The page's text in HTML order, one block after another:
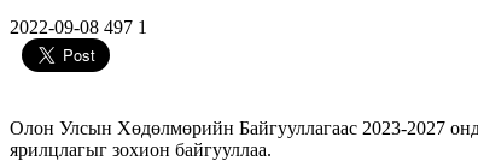
2022-09-08 497 1
Олон Улсын Хөдөлмөрийн Байгууллагаас 2023-2027
ярилцлагыг зохион байгууллаа.